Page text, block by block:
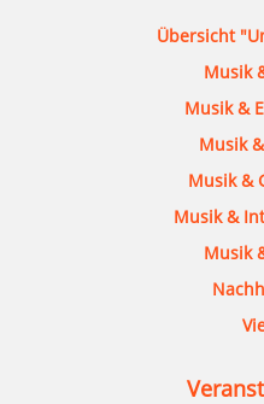
Übersicht
Musik
Musik &
Musik
Musik &
Musik &
Musik